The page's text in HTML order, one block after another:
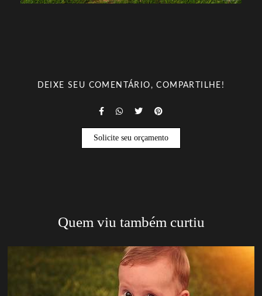
DEIXE SEU COMENTÁRIO, COMPARTILHE!
Solicite seu orçamento
Quem viu também curtiu